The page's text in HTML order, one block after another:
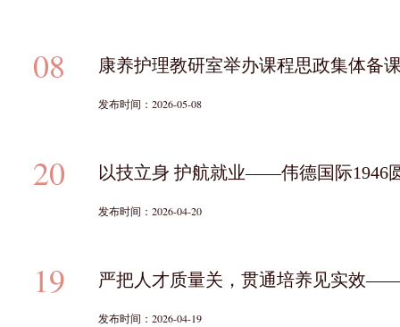
08 康养护理教研室举办课程思政集体备
发布时间：2026-05-08
20 以技立身 护航就业——伟德国际1946
发布时间：2026-04-20
19 严把人才质量关，贯通培养见实效
发布时间：2026-04-19